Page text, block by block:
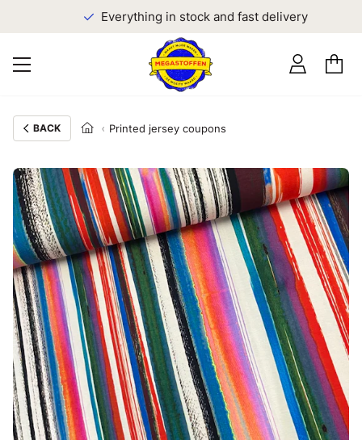
Everything in stock and fast delivery
BACK Printed jersey coupons